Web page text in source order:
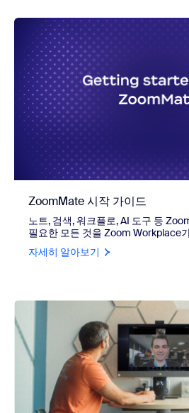
ZoomMate 시작 가이드
노트, 검색, 워크플로, AI 도구 등
필요한 모든 것을 Zoom Workplace
자세히 알아보기